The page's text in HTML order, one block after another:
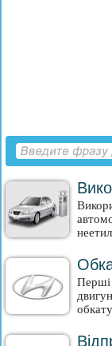
Перші